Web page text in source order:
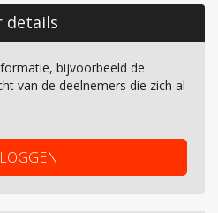
details
bijvoorbeeld de
van de deelnemers die zich al